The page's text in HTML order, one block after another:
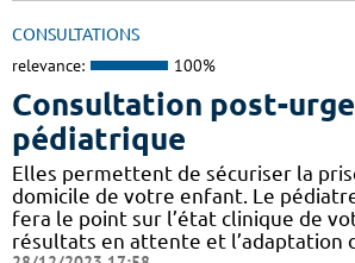
CONSULTATIONS
relevance: 100%
Consultation post-
pédiatrique
Elles permettent de sécuriser la
domicile de votre enfant. Le
fera le point sur l’état clinique de
résultats en attente et l’adaptation